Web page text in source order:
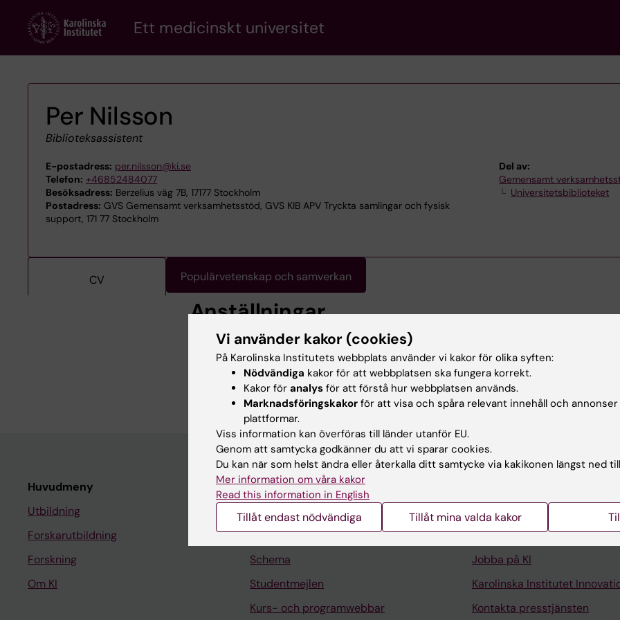
content
Ett medicinskt universitet
Per Nilsson
Biblioteksassistent
E-postadress: per.nilsson@ki.se
Telefon: +46852484077
Besöksadress: Berzelius väg 7B, 17177 Stockholm
Postadress: GVS Gemensamt verksamhetsstöd, GVS KIB APV Tryckta samlingar och fysisk
support, 171 77 Stockholm
Del av:
Gemensamt
Universitetsbiblioteket
CV Populärvetenskap och samverkan
Anställningar
Biblioteksassistent, Gemensamt verksamhetsstöd, Karolinska Institutet,
Biblioteksassistent, Karolinska Institutet Universitetsbibliotek, Karolinska
2023-2026
Huvudmeny
Utbildning
Forskarutbildning
Forskning
Om KI
Student
Ladok
Canvas
Schema
Studentmejlen
Kurs- och programwebbar
Universitetsbiblioteket
Stöd forskning och utbildning
Jobba på KI
Karolinska Institutet
Kontakta presstjänsten
Vi använder kakor (cookies)
På Karolinska Institutets webbplats använder vi kakor för olika syften:
Nödvändiga kakor för att webbplatsen ska fungera korrekt.
Kakor för analys för att förstå hur webbplatsen används.
Marknadsföringskakor för att visa och spåra relevant innehåll och
plattformar.
Viss information kan överföras till länder utanför EU.
Genom att samtycka godkänner du att vi sparar cookies.
Du kan när som helst ändra eller återkalla ditt samtycke via kakikonen längst ned
Mer information om våra kakor
Read this information in English
Tillåt endast nödvändiga Tillåt mina valda kakor